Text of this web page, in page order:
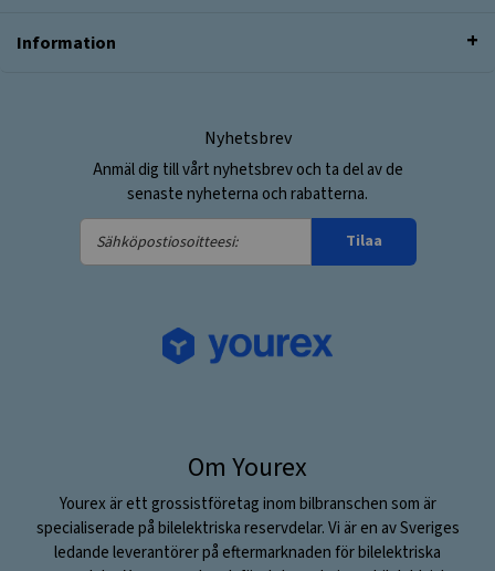
Information
Nyhetsbrev
Anmäl dig till vårt nyhetsbrev och ta del av de
senaste nyheterna och rabatterna.
Sähköpostiosoitteesi:
Tilaa
Om Yourex
Yourex är ett grossistföretag inom bilbranschen som är
specialiserade på bilelektriska reservdelar. Vi är en av Sveriges
ledande leverantörer på eftermarknaden för bilelektriska